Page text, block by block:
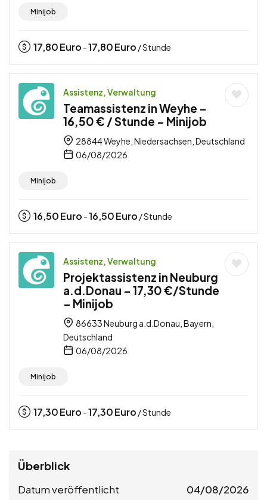
Minijob
17,80Euro -17,80Euro / Stunde
Assistenz, Verwaltung
Teamassistenz in Weyhe –
16,50 € / Stunde – Minijob
28844 Weyhe, Niedersachsen, Deutschland
06/08/2026
Minijob
16,50Euro -16,50Euro / Stunde
Assistenz, Verwaltung
Projektassistenz in Neuburg
a.d.Donau – 17,30 €/Stunde
– Minijob
86633 Neuburg a.d.Donau, Bayern,
Deutschland
06/08/2026
Minijob
17,30Euro -17,30Euro / Stunde
Überblick
Datum veröffentlicht 04/08/2026